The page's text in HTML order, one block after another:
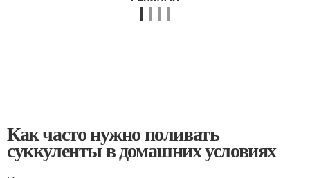
Как часто нужно поливать
суккуленты в домашних условиях